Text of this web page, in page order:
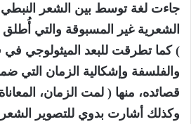
جاءت لغة توسط بين الشعر النبطي
الشعرية غير المسبوقة والتي أُطلق
) كما تطرقت للبعد الميثولوجي
والفلسفة وإشكالية الزمان التي
قصائده، منها ( لمت الزمان،
وكذلك أشارت بدوي للتصوير